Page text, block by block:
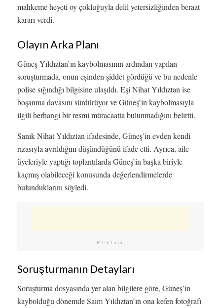
mahkeme heyeti oy çokluğuyla delil yetersizliğinden beraat
kararı verdi.
Olayın Arka Planı
Güneş Yıldıztan’ın kaybolmasının ardından yapılan
soruşturmada, onun eşinden şiddet gördüğü ve bu nedenle
polise sığındığı bilgisine ulaşıldı. Eşi Nihat Yıldıztan ise
boşanma davasını sürdürüyor ve Güneş’in kaybolmasıyla
ilgili herhangi bir resmi müracaatta bulunmadığını belirtti.
Sanık Nihat Yıldıztan ifadesinde, Güneş’in evden kendi
rızasıyla ayrıldığını düşündüğünü ifade etti. Ayrıca, aile
üyeleriyle yaptığı toplantılarda Güneş’in başka biriyle
kaçmış olabileceği konusunda değerlendirmelerde
bulunduklarını söyledi.
Reklam
Soruşturmanın Detayları
Soruşturma dosyasında yer alan bilgilere göre, Güneş’in
kaybolduğu dönemde Saim Yıldıztan’ın ona kefen fotoğrafı